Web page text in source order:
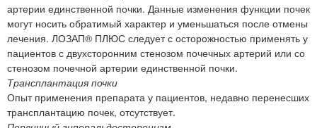
артерии единственной почки. Данные изменения функции почек
могут носить обратимый характер и уменьшаться после отмены
лечения. ЛОЗАП® ПЛЮС следует с осторожностью применять у
пациентов с двухсторонним стенозом почечных артерий или со
стенозом почечной артерии единственной почки.
Трансплантация почки
Опыт применения препарата у пациентов, недавно перенесших
трансплантацию почек, отсутствует.